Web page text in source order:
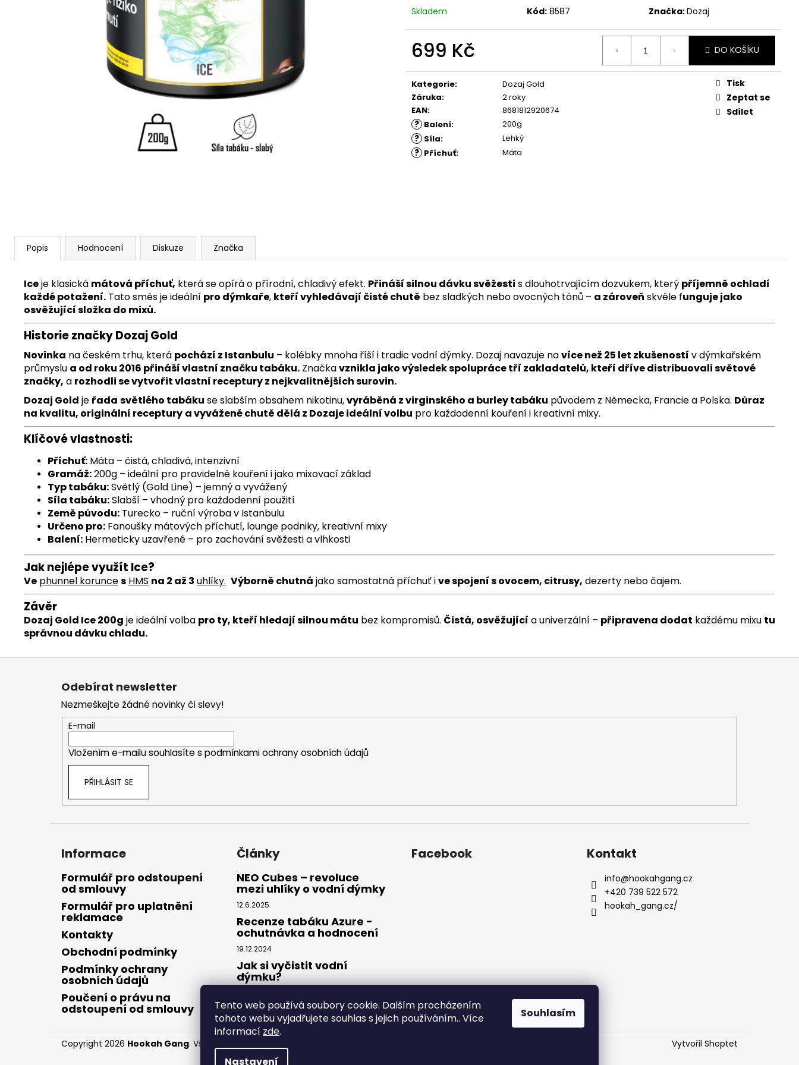
Tento web používá soubory cookie. Dalším procházením
tohoto webu vyjadřujete souhlas s jejich používáním.. Více
informací zde.
Nastavení
Souhlasím
Skladem Kód: 8587 Značka:Dozaj
699 Kč
cena:
DO KOŠÍKU
Kategorie:
Dozaj Gold
Záruka:
2 roky
EAN: 8681812920674
? Balení: 200g
? Síla: Lehký
? Příchuť: Máta
Tisk
Zeptat se
Sdílet
Popis Hodnocení Diskuze Značka
Iceje klasická mátová příchuť, která se opírá o přírodní, chladivý efekt. Přináší silnou dávku svěžesti s dlouhotrvajícím dozvukem, který příjemně ochladí
každé potažení. Tato směs je ideální pro dýmkaře, kteří vyhledávají čisté chutě bez sladkých nebo ovocných tónů – a zároveň skvěle funguje jako
osvěžující složka do mixů.
Historie značky Dozaj Gold
Novinka na českém trhu, která pochází z Istanbulu – kolébky mnoha říší i tradic vodní dýmky. Dozaj navazuje navíce než 25 let zkušeností v dýmkařském
průmyslu a od roku 2016 přináší vlastní značku tabáku. Značkavznikla jako výsledek spolupráce tří zakladatelů, kteří dříve distribuovali světové
značky, a rozhodli se vytvořit vlastní receptury z nejkvalitnějších surovin.
Dozaj Gold je řada světlého tabáku se slabším obsahem nikotinu,vyráběná z virginského a burley tabáku původem z Německa, Francie a Polska. Důraz
na kvalitu, originální receptury a vyvážené chutě dělá z Dozaje ideální volbu pro každodenní kouření i kreativní mixy.
Klíčové vlastnosti:
Příchuť: Máta – čistá, chladivá, intenzivní
Gramáž:200g – ideální pro pravidelné kouření i jako mixovací základ
Typ tabáku:Světlý (Gold Line) – jemný a vyvážený
Síla tabáku:Slabší – vhodný pro každodenní použití
Země původu: Turecko – ruční výroba v Istanbulu
Určeno pro: Fanoušky mátových příchutí, lounge podniky, kreativní mixy
Balení: Hermeticky uzavřené – pro zachování svěžesti a vlhkosti
Jak nejlépe využít Ice?
Ve phunnel korunces HMS na 2 až 3 uhlíky. Výborně chutná jako samostatná příchuť ive spojení s ovocem, citrusy, dezerty nebo čajem.
Závěr
Dozaj Gold Ice 200g je ideální volba pro ty, kteří hledají silnou mátu bez kompromisů. Čistá, osvěžující a univerzální – připravena dodat každému mixu tu
správnou dávku chladu.
Z
Odebírat newsletter
Nezmeškejte žádné novinky či slevy!
E-mail
Vložením e-mailu souhlasíte s podmínkami ochrany osobních údajů
PŘIHLÁSIT SE
Informace
Formulář pro odstoupení
od smlouvy
Formulář pro uplatnění
reklamace
Kontakty
Obchodní podmínky
Podmínky ochrany
osobních údajů
Poučení o právu na
odstoupení od smlouvy
Články
NEO Cubes – revoluce
mezi uhlíky o vodní dýmky
12.6.2025
Recenze tabáku Azure -
ochutnávka a hodnocení
19.12.2024
Jak si vyčistit vodní
dýmku?
Facebook Kontakt
info@hookahgang.cz
+420 739 522 572
hookah_gang.cz/
Vytvořil Shoptet
Copyright 2026 Hookah Gang. Všechna práva vyhrazena.